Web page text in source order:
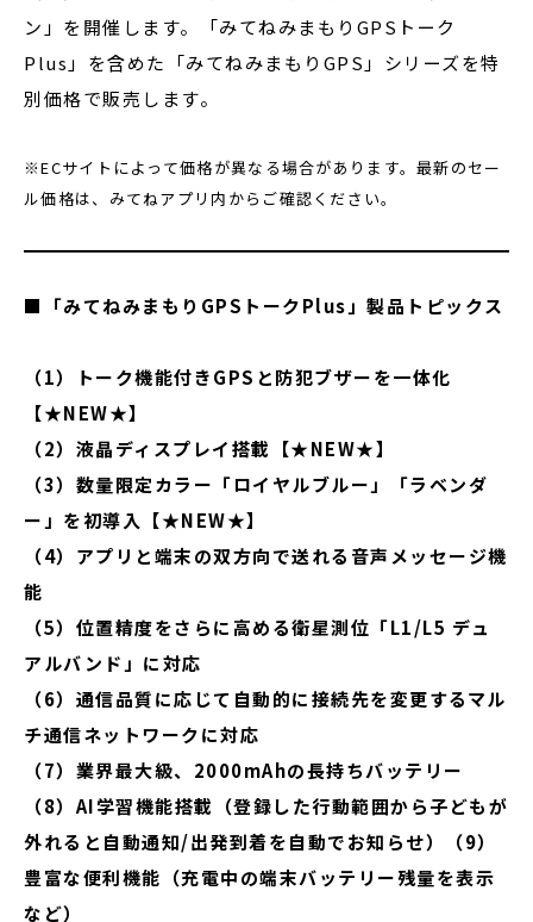
ン」を開催します。「みてねみまもりGPSトーク
Plus」を含めた「みてねみまもりGPS」シリーズを特
別価格で販売します。
※ECサイトによって価格が異なる場合があります。最新のセー
ル価格は、みてねアプリ内からご確認ください。
■ 「みてねみまもりGPSトークPlus」 製品トピックス
（1）トーク機能付きGPSと防犯ブザーを一体化
【★NEW★】
（2）液晶ディスプレイ搭載【★NEW★】
（3）数量限定カラー「ロイヤルブルー」「ラベンダ
ー」を初導入【★NEW★】
（4）アプリと端末の双方向で送れる音声メッセージ機
能
（5）位置精度をさらに高める衛星測位「L1/L5 デュ
アルバンド」に対応
（6）通信品質に応じて自動的に接続先を変更するマル
チ通信ネットワークに対応
（7）業界最大級、2000mAhの長持ちバッテリー
（8）AI学習機能搭載（登録した行動範囲から子どもが
外れると自動通知/出発到着を自動でお知らせ）（9）
豊富な便利機能（充電中の端末バッテリー残量を表示
など）